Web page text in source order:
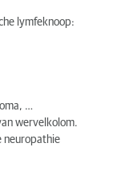
lymfeknoop:
…
wervelkolom.
neuropathie